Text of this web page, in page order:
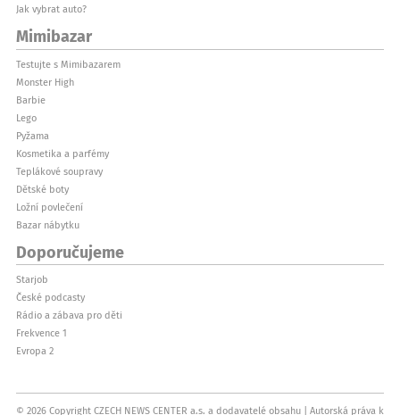
Jak vybrat auto?
Mimibazar
Testujte s Mimibazarem
Monster High
Barbie
Lego
Pyžama
Kosmetika a parfémy
Teplákové soupravy
Dětské boty
Ložní povlečení
Bazar nábytku
Doporučujeme
Starjob
České podcasty
Rádio a zábava pro děti
Frekvence 1
Evropa 2
© 2026 Copyright CZECH NEWS CENTER a.s. a dodavatelé obsahu Autorská práva k